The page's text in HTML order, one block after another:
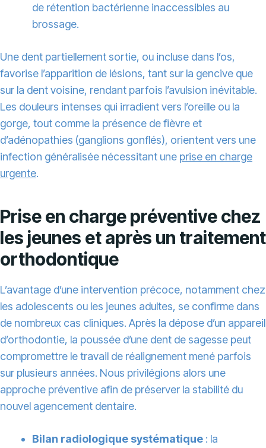
de rétention bactérienne inaccessibles au
brossage.
Une dent partiellement sortie, ou incluse dans l’os,
favorise l’apparition de lésions, tant sur la gencive que
sur la dent voisine, rendant parfois l’avulsion inévitable.
Les douleurs intenses qui irradient vers l’oreille ou la
gorge, tout comme la présence de fièvre et
d’adénopathies (ganglions gonflés), orientent vers une
infection généralisée nécessitant une prise en charge
urgente.
Prise en charge préventive chez
les jeunes et après un traitement
orthodontique
L’avantage d’une intervention précoce, notamment chez
les adolescents ou les jeunes adultes, se confirme dans
de nombreux cas cliniques. Après la dépose d’un appareil
d’orthodontie, la poussée d’une dent de sagesse peut
compromettre le travail de réalignement mené parfois
sur plusieurs années. Nous privilégions alors une
approche préventive afin de préserver la stabilité du
nouvel agencement dentaire.
Bilan radiologique systématique : la